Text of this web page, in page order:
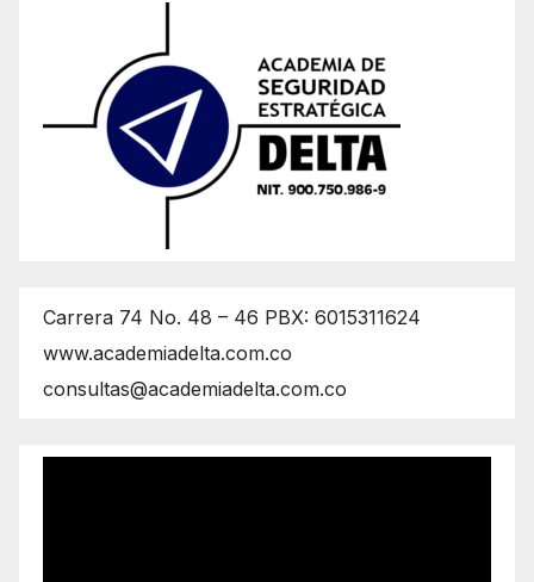
Carrera 74 No. 48 – 46 PBX: 6015311624
www.academiadelta.com.co
consultas@academiadelta.com.co